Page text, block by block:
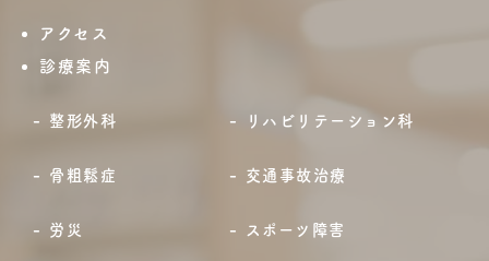
アクセス
診療案内
整形外科 リハビリテーション科
骨粗鬆症 交通事故治療
労災 スポーツ障害